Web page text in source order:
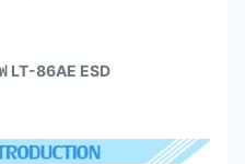
LT-86AE ESD